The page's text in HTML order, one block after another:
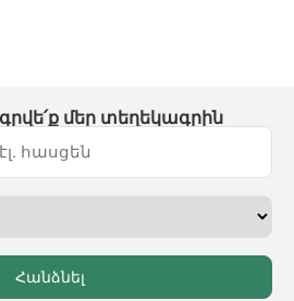
մեր տեղեկագրին
Հանձնել